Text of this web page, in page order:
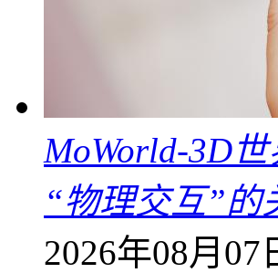
MoWorld-3D
“物理交互”的
2026年08月07